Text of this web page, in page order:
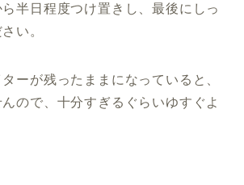
半日程度つけ置きし、最後にしっ
い。
ーが残ったままになっていると、
ので、十分すぎるぐらいゆすぐよ